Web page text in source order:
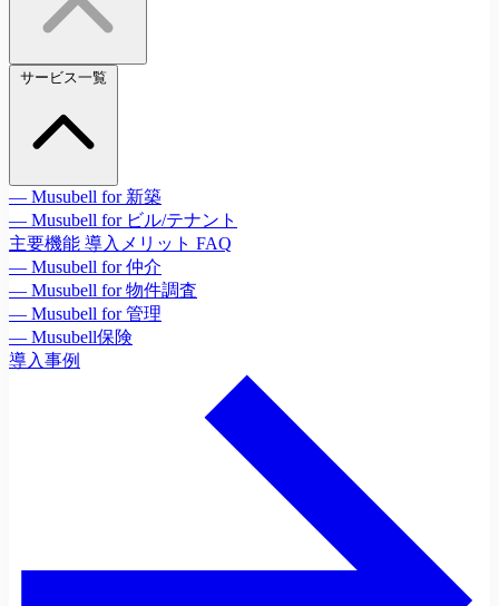
サービス一覧
— Musubell for 新築
— Musubell for ビル/テナント
主要機能 導入メリット FAQ
— Musubell for 仲介
— Musubell for 物件調査
— Musubell for 管理
— Musubell保険
導入事例